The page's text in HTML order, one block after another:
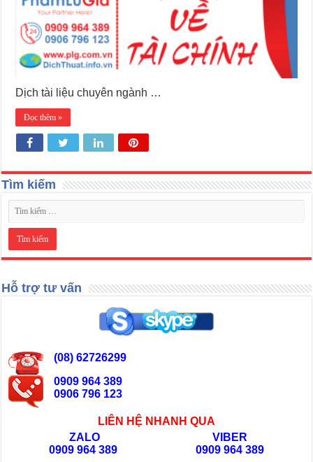
Dịch tài liệu chuyên ngành …
Đọc thêm »
Tìm kiếm
Hỗ trợ tư vấn
(08) 62726299
0909 964 389
0906 796 123
LIÊN HỆ NHANH QUA
ZALO
0909 964 389
VIBER
0909 964 389